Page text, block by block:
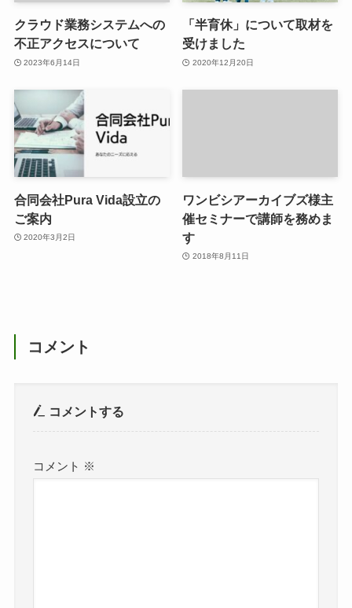
クラウド業務システムへの
不正アクセスについて
2023年6月14日
「半育休」について取材を
受けました
2020年12月20日
合同会社Pura Vida設立の
ご案内
2020年3月2日
ワンビシアーカイブズ様主
催セミナーで講師を務めま
す
2018年8月11日
コメント
コメントする
コメント ※